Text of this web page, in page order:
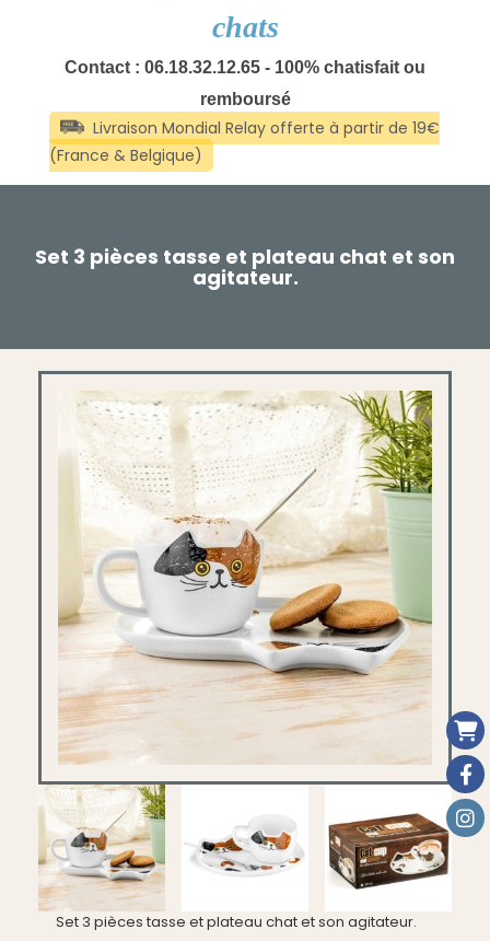
chats
Contact : 06.18.32.12.65 - 100% chatisfait ou
remboursé
Set 3 pièces tasse et plateau chat et son
agitateur.
Set 3 pièces tasse et plateau chat et son agitateur.